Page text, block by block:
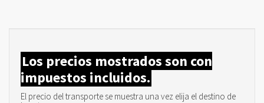
Los precios mostrados son con
impuestos incluidos.
El precio del transporte se muestra una vez elija el destino de